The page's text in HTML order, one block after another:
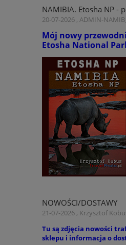
NAMIBIA. Etosha NP -
20-07-2026 , ADMIN-
Mój nowy
Etosha National
NOWOŚCI/DOSTAWY
21-07-2026 , Krzysztof
Tu są zdjęcia nowości
sklepu i informacja o
Przewodnik
(ebook,
45,00
Cena
do